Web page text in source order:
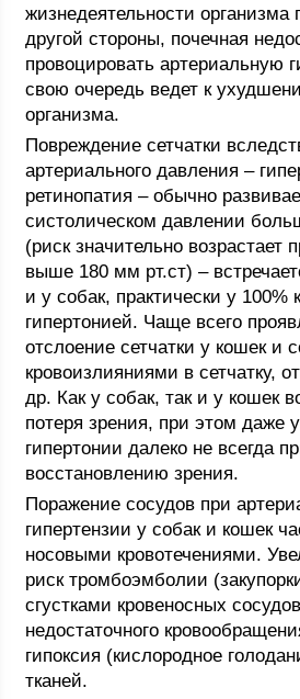
жизнедеятельности организма
другой стороны, почечная
провоцировать артериальную
свою очередь ведет к
организма.
Повреждение сетчатки
артериального давления –
ретинопатия – обычно
систолическом давлении
(риск значительно возрастает
выше 180 мм рт.ст) –
и у собак, практически у 100%
гипертонией. Чаще всего
отслоение сетчатки у кошек и
кровоизлияниями в сетчатку,
др. Как у собак, так и у кошек
потеря зрения, при этом даже
гипертонии далеко не всегда
восстановлению зрения.
Поражение сосудов при
гипертензии у собак и кошек
носовыми кровотечениями.
риск тромбоэмболии
сгустками кровеносных
недостаточного
гипоксия (кислородное
тканей.